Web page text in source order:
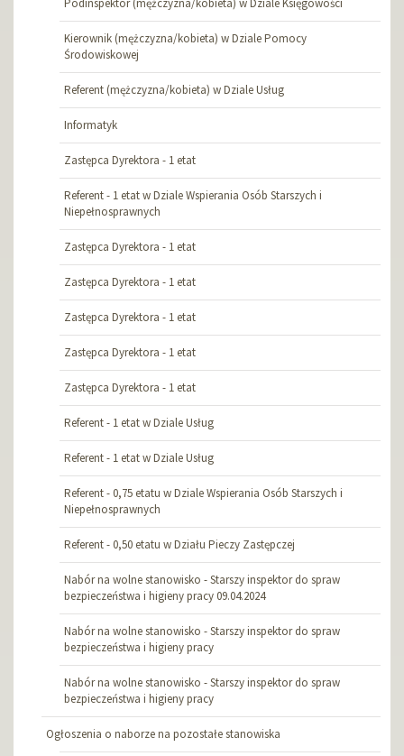
Podinspektor (mężczyzna/kobieta) w Dziale Księgowości
Kierownik (mężczyzna/kobieta) w Dziale Pomocy
Środowiskowej
Referent (mężczyzna/kobieta) w Dziale Usług
Informatyk
Zastępca Dyrektora - 1 etat
Referent - 1 etat w Dziale Wspierania Osób Starszych i
Niepełnosprawnych
Zastępca Dyrektora - 1 etat
Zastępca Dyrektora - 1 etat
Zastępca Dyrektora - 1 etat
Zastępca Dyrektora - 1 etat
Zastępca Dyrektora - 1 etat
Referent - 1 etat w Dziale Usług
Referent - 1 etat w Dziale Usług
Referent - 0,75 etatu w Dziale Wspierania Osób Starszych i
Niepełnosprawnych
Referent - 0,50 etatu w Działu Pieczy Zastępczej
Nabór na wolne stanowisko - Starszy inspektor do spraw
bezpieczeństwa i higieny pracy 09.04.2024
Nabór na wolne stanowisko - Starszy inspektor do spraw
bezpieczeństwa i higieny pracy
Nabór na wolne stanowisko - Starszy inspektor do spraw
bezpieczeństwa i higieny pracy
Ogłoszenia o naborze na pozostałe stanowiska